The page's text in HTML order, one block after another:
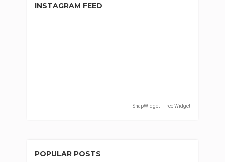
INSTAGRAM FEED
SnapWidget · Free Widget
POPULAR POSTS